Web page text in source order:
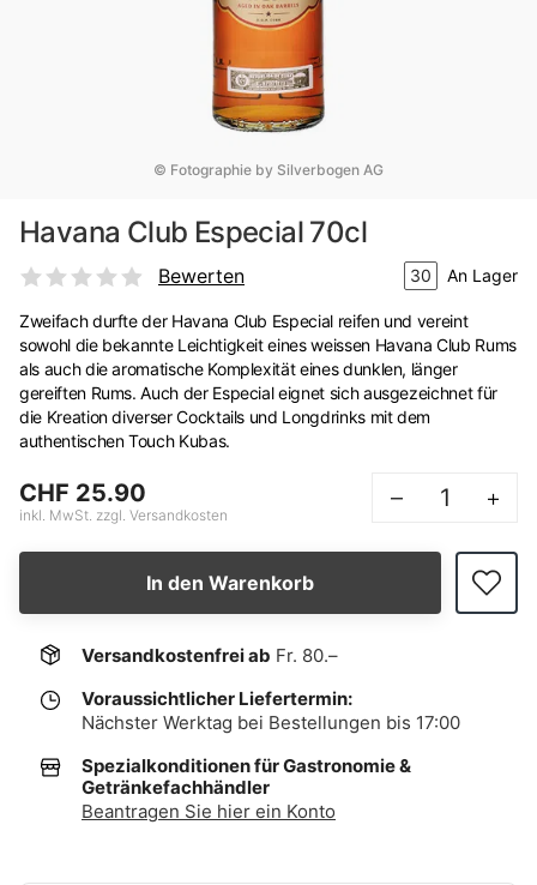
© Fotographie by Silverbogen AG
Havana Club Especial 70cl
Bewerten 30 An Lager
Zweifach durfte der Havana Club Especial reifen und vereint
sowohl die bekannte Leichtigkeit eines weissen Havana Club Rums
als auch die aromatische Komplexität eines dunklen, länger
gereiften Rums. Auch der Especial eignet sich ausgezeichnet für
die Kreation diverser Cocktails und Longdrinks mit dem
authentischen Touch Kubas.
CHF 25.90
inkl. MwSt. zzgl. Versandkosten
– +
In den Warenkorb
Versandkostenfrei ab Fr. 80.–
Voraussichtlicher Liefertermin:
Nächster Werktag bei Bestellungen bis 17:00
Spezialkonditionen für Gastronomie &
Getränkefachhändler
Beantragen Sie hier ein Konto